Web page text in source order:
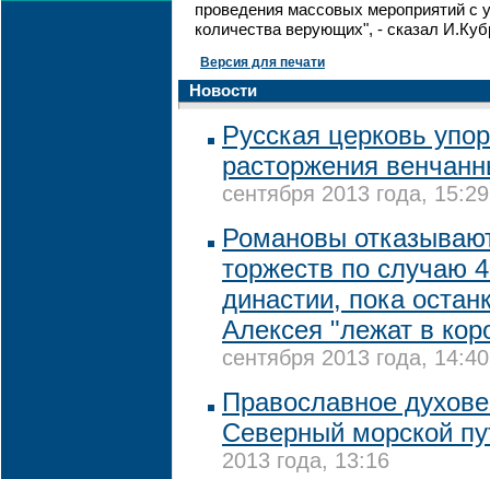
проведения массовых мероприятий с
количества верующих", - сказал
Версия для печати
Новости
Русская церковь
расторжения
сентября 2013 года, 15:29
Романовы
торжеств по случаю
династии, пока
Алексея "лежат в
сентября 2013 года, 14:40
Православное
Северный морской
2013 года, 13:16